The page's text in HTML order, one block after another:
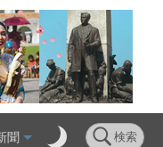
聞 検索